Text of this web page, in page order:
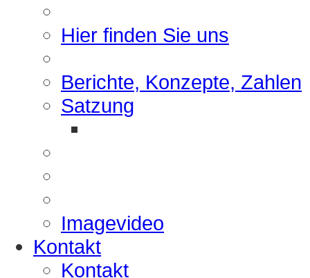
Hier finden Sie uns
Berichte, Konzepte, Zahlen
Satzung
Imagevideo
Kontakt
Kontakt